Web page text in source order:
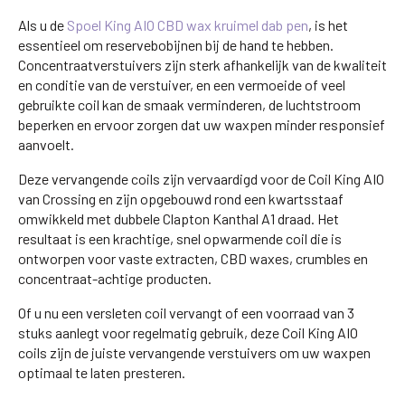
Als u de Spoel King AIO CBD wax kruimel dab pen, is het
essentieel om reservebobijnen bij de hand te hebben.
Concentraatverstuivers zijn sterk afhankelijk van de kwaliteit
en conditie van de verstuiver, en een vermoeide of veel
gebruikte coil kan de smaak verminderen, de luchtstroom
beperken en ervoor zorgen dat uw waxpen minder responsief
aanvoelt.
Deze vervangende coils zijn vervaardigd voor de Coil King AIO
van Crossing en zijn opgebouwd rond een kwartsstaaf
omwikkeld met dubbele Clapton Kanthal A1 draad. Het
resultaat is een krachtige, snel opwarmende coil die is
ontworpen voor vaste extracten, CBD waxes, crumbles en
concentraat-achtige producten.
Of u nu een versleten coil vervangt of een voorraad van 3
stuks aanlegt voor regelmatig gebruik, deze Coil King AIO
coils zijn de juiste vervangende verstuivers om uw waxpen
optimaal te laten presteren.